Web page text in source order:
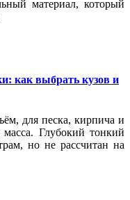
материал, который
как выбрать кузов и
для песка, кирпича и
Глубокий тонкий
но не рассчитан на